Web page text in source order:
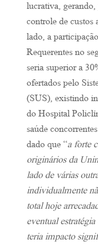
lucrativa,
controle de custos
lado, a
Requerentes no
seria superior a
ofertados pelo
(SUS), existindo
do Hospital
saúde
dado que “a forte
originários da
lado de várias
individualmente
total hoje
eventual
teria impacto